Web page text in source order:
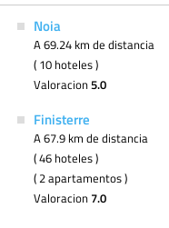
Noia
A 69.24 km de distancia
( 10 hoteles )
Valoracion5.0
Finisterre
A 67.9 km de distancia
( 46 hoteles )
( 2 apartamentos )
Valoracion 7.0